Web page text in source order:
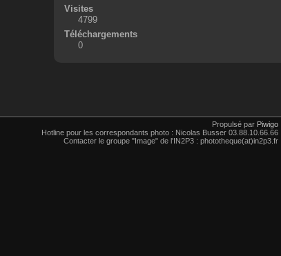
Visites
4799
Téléchargements
0
Propulsé par Piwigo
Hotline pour les correspondants photo : Nicolas Busser 03.88.10.66.66
Contacter le groupe "Image" de l'IN2P3 : phototheque(at)in2p3.fr